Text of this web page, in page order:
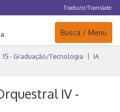
Traduzir/Translate
Navegação
Busca / Menu
1S - Graduação/Tecnologia
IA
IV -